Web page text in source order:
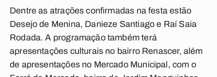
Dentre as atrações confirmadas na festa estão
Desejo de Menina, Danieze Santiago e Raí Saia
Rodada. A programação também terá
apresentações culturais no bairro Renascer, além
de apresentações no Mercado Municipal, com o